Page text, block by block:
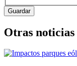
Otras noticias